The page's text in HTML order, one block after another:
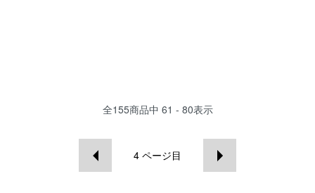
全155商品中 61 - 80表示
4 ページ目